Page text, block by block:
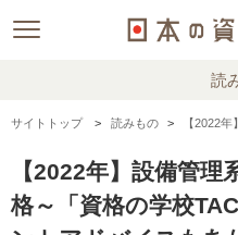
読
サイトトップ 読みもの 【2022年】設備管
【2022年】設備管
格～「資格の学校